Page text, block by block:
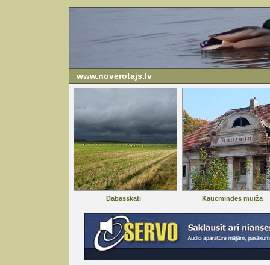
www.noverotajs.lv
Dabasskati Kaucmindes muiža